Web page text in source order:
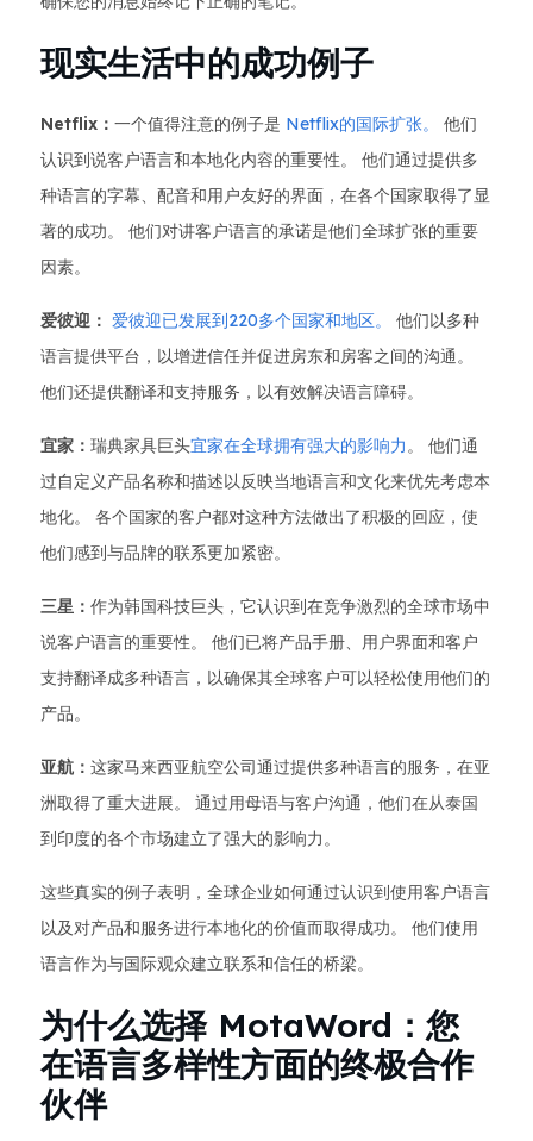
现实生活中的成功例子
Netflix： 一个值得注意的例子是 Netflix的国际扩张。
他们
认识到说客户语言和本地化内容的重要性。 他们通过提供多
种语言的字幕、配音和用户友好的界面，在各个国家取得了显
著的成功。 他们对讲客户语言的承诺是他们全球扩张的重要
因素。
爱彼迎： 爱彼迎已发展到220多个国家和地区。
他们以多种
语言提供平台，以增进信任并促进房东和房客之间的沟通。
他们还提供翻译和支持服务，以有效解决语言障碍。
宜家： 瑞典家具巨头宜家在全球拥有强大的影响力。 他们通
过自定义产品名称和描述以反映当地语言和文化来优先考虑本
地化。 各个国家的客户都对这种方法做出了积极的回应，使
他们感到与品牌的联系更加紧密。
三星： 作为韩国科技巨头，它认识到在竞争激烈的全球市场中
说客户语言的重要性。 他们已将产品手册、用户界面和客户
支持翻译成多种语言，以确保其全球客户可以轻松使用他们的
产品。
亚航： 这家马来西亚航空公司通过提供多种语言的服务，在亚
洲取得了重大进展。 通过用母语与客户沟通，他们在从泰国
到印度的各个市场建立了强大的影响力。
这些真实的例子表明，全球企业如何通过认识到使用客户语言
以及对产品和服务进行本地化的价值而取得成功。 他们使用
语言作为与国际观众建立联系和信任的桥梁。
为什么选择 MotaWord：您
在语言多样性方面的终极合作
伙伴